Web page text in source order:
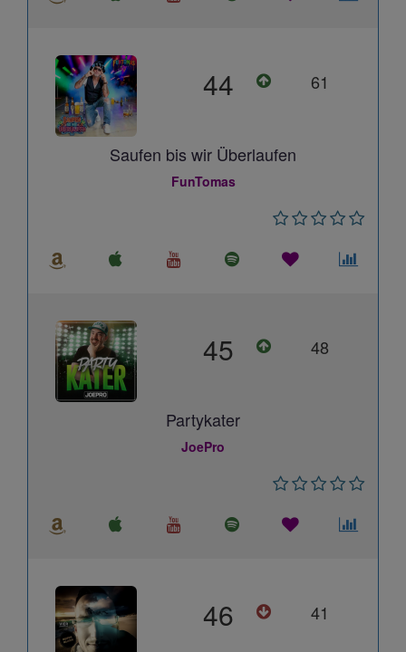
44 61
Saufen bis wir Überlaufen
FunTomas
45 48
Partykater
JoePro
46 41